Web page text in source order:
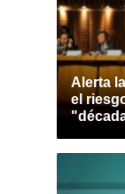
Alerta
el